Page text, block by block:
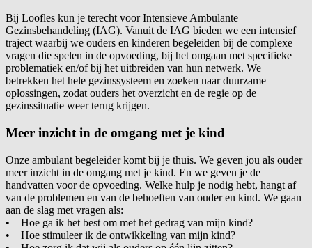
Bij Loofles kun je terecht voor Intensieve Ambulante
Gezinsbehandeling (IAG). Vanuit de IAG bieden we een intensief
traject waarbij we ouders en kinderen begeleiden bij de complexe
vragen die spelen in de opvoeding, bij het omgaan met specifieke
problematiek en/of bij het uitbreiden van hun netwerk. We
betrekken het hele gezinssysteem en zoeken naar duurzame
oplossingen, zodat ouders het overzicht en de regie op de
gezinssituatie weer terug krijgen.
Meer inzicht in de omgang met je kind
Onze ambulant begeleider komt bij je thuis. We geven jou als ouder
meer inzicht in de omgang met je kind. En we geven je de
handvatten voor de opvoeding. Welke hulp je nodig hebt, hangt af
van de problemen en van de behoeften van ouder en kind. We gaan
aan de slag met vragen als:
• Hoe ga ik het best om met het gedrag van mijn kind?
• Hoe stimuleer ik de ontwikkeling van mijn kind?